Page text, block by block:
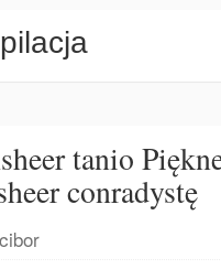
tanio
conradystę